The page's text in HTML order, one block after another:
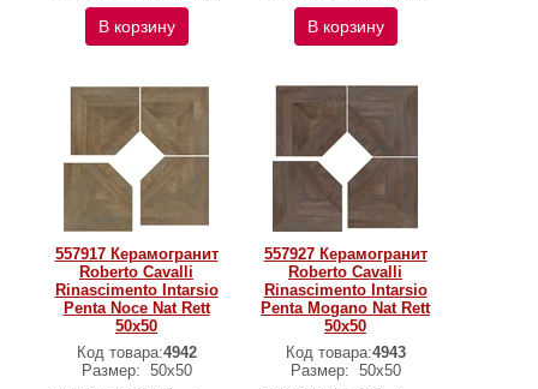
В корзину В корзину
557917 Керамогранит
Roberto Cavalli
Rinascimento Intarsio
Penta Noce Nat Rett
50x50
Код товара:4942
Размер: 50x50
557927 Керамогранит
Roberto Cavalli
Rinascimento Intarsio
Penta Mogano Nat Rett
50x50
Код товара:4943
Размер: 50x50